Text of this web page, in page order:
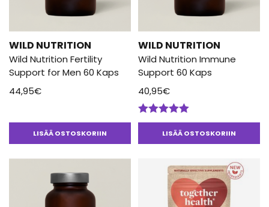
WILD NUTRITION
Wild Nutrition Fertility
Support for Men 60 Kaps
44,95€
LISÄÄ OSTOSKORIIN
WILD NUTRITION
Wild Nutrition Immune
Support 60 Kaps
40,95€
Arvostelu
tuotteesta:LISÄÄ OSTOSKORIIN